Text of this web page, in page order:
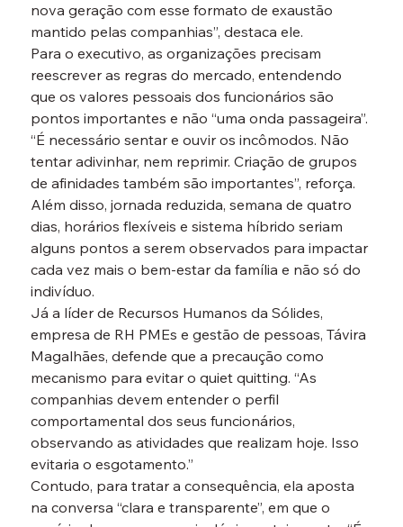
nova geração com esse formato de exaustão
mantido pelas companhias”, destaca ele.
Para o executivo, as organizações precisam
reescrever as regras do mercado, entendendo
que os valores pessoais dos funcionários são
pontos importantes e não “uma onda passageira”.
“É necessário sentar e ouvir os incômodos. Não
tentar adivinhar, nem reprimir. Criação de grupos
de afinidades também são importantes”, reforça.
Além disso, jornada reduzida, semana de quatro
dias, horários flexíveis e sistema híbrido seriam
alguns pontos a serem observados para impactar
cada vez mais o bem-estar da família e não só do
indivíduo.
Já a líder de Recursos Humanos da Sólides,
empresa de RH PMEs e gestão de pessoas, Távira
Magalhães, defende que a precaução como
mecanismo para evitar o quiet quitting. “As
companhias devem entender o perfil
comportamental dos seus funcionários,
observando as atividades que realizam hoje. Isso
evitaria o esgotamento.”
Contudo, para tratar a consequência, ela aposta
na conversa “clara e transparente”, em que o